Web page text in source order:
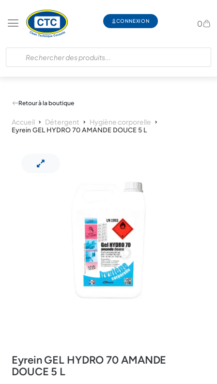
CONNEXION 0
Retour à la boutique
Accueil Détergent Hygiène corporelle
Eyrein GEL HYDRO 70 AMANDE DOUCE 5 L
Eyrein GEL HYDRO 70 AMANDE
DOUCE 5 L